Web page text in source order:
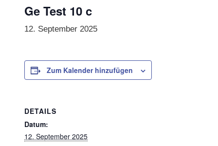
Ge Test 10 c
12. September 2025
Zum Kalender hinzufügen
DETAILS
Datum:
12. September 2025